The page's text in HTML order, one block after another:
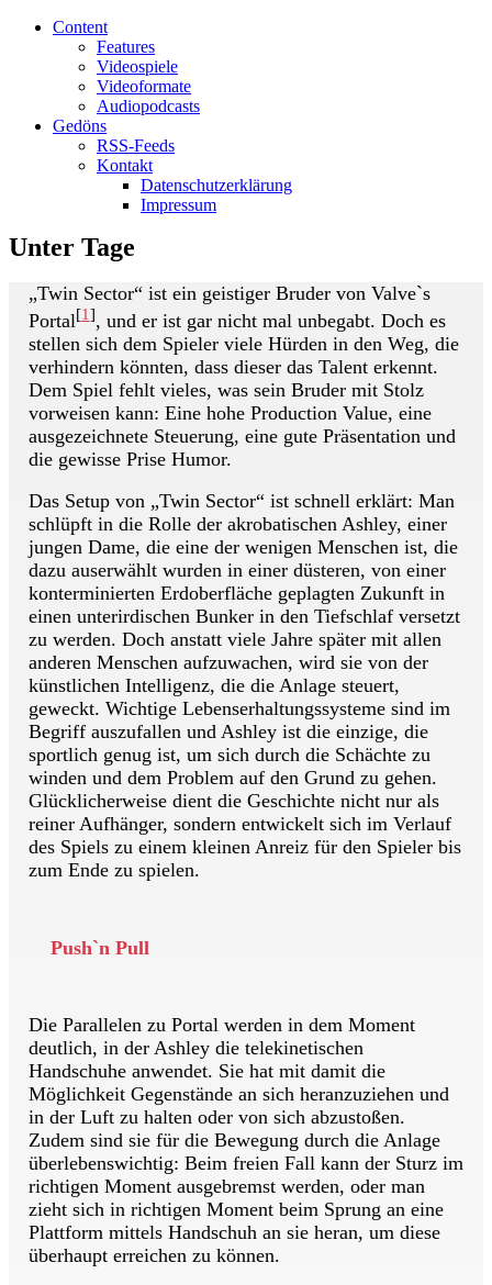
Content
Features
Videospiele
Videoformate
Audiopodcasts
Gedöns
RSS-Feeds
Kontakt
Datenschutzerklärung
Impressum
Unter Tage
„Twin Sector“ ist ein geistiger Bruder von Valve`s
Portal[1], und er ist gar nicht mal unbegabt. Doch es
stellen sich dem Spieler viele Hürden in den Weg, die
verhindern könnten, dass dieser das Talent erkennt.
Dem Spiel fehlt vieles, was sein Bruder mit Stolz
vorweisen kann: Eine hohe Production Value, eine
ausgezeichnete Steuerung, eine gute Präsentation und
die gewisse Prise Humor.
Das Setup von „Twin Sector“ ist schnell erklärt: Man
schlüpft in die Rolle der akrobatischen Ashley, einer
jungen Dame, die eine der wenigen Menschen ist, die
dazu auserwählt wurden in einer düsteren, von einer
konterminierten Erdoberfläche geplagten Zukunft in
einen unterirdischen Bunker in den Tiefschlaf versetzt
zu werden. Doch anstatt viele Jahre später mit allen
anderen Menschen aufzuwachen, wird sie von der
künstlichen Intelligenz, die die Anlage steuert,
geweckt. Wichtige Lebenserhaltungssysteme sind im
Begriff auszufallen und Ashley ist die einzige, die
sportlich genug ist, um sich durch die Schächte zu
winden und dem Problem auf den Grund zu gehen.
Glücklicherweise dient die Geschichte nicht nur als
reiner Aufhänger, sondern entwickelt sich im Verlauf
des Spiels zu einem kleinen Anreiz für den Spieler bis
zum Ende zu spielen.
Push`n Pull
Die Parallelen zu Portal werden in dem Moment
deutlich, in der Ashley die telekinetischen
Handschuhe anwendet. Sie hat mit damit die
Möglichkeit Gegenstände an sich heranzuziehen und
in der Luft zu halten oder von sich abzustoßen.
Zudem sind sie für die Bewegung durch die Anlage
überlebenswichtig: Beim freien Fall kann der Sturz im
richtigen Moment ausgebremst werden, oder man
zieht sich in richtigen Moment beim Sprung an eine
Plattform mittels Handschuh an sie heran, um diese
überhaupt erreichen zu können.